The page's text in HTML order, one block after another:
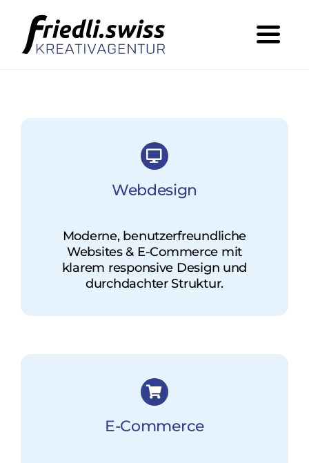
content
Webdesign
Moderne, benutzerfreundliche
Websites & E-Commerce mit
klarem responsive Design und
durchdachter Struktur.
E-Commerce